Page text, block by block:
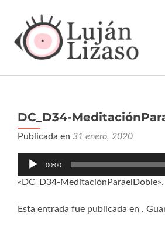
DC_D34-
Publicada en 31 enero, 2020
Reproductor
audio
00:00
«DC_D34-MeditaciónParaelDoble».
Esta entrada fue publicada en .